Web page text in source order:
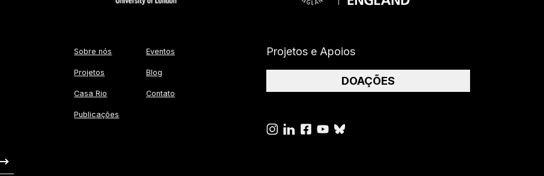
Sobre nós
Projetos
Casa Rio
Publicações
Eventos
Blog
Contato
Projetos e Apoios
DOAÇÕES